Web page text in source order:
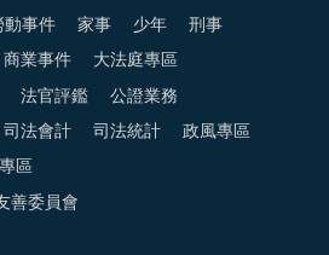
動事件 家事 少年 刑事
商業事件 大法庭專區
法官評鑑 公證業務
司法會計 司法統計 政風專區
區
善委員會